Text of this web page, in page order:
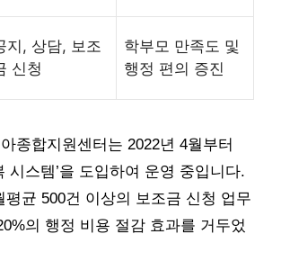
지, 상담, 보조
신청
학부모 만족도 및
행정 편의 증진
종합지원센터는 2022년 4월부터
시스템’을 도입하여 운영 중입니다.
평균 500건 이상의 보조금 신청 업무
의 행정 비용 절감 효과를 거두었